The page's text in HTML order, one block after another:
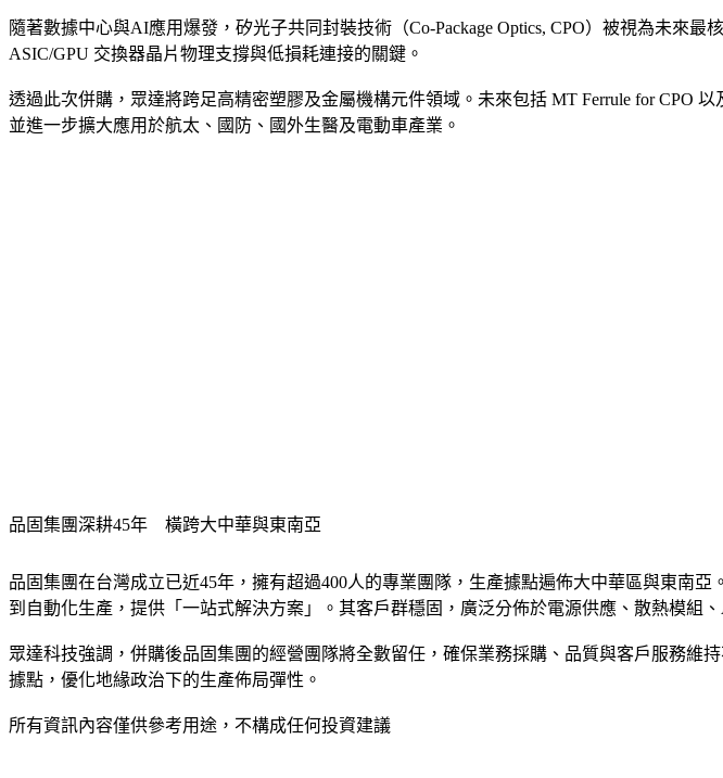
隨著數據中心與AI應用爆發，矽光子共同封裝技術（Co-Package Optics, CPO）被視為未來
ASIC/GPU 交換器晶片物理支撐與低損耗連接的關鍵。
透過此次併購，眾達將跨足高精密塑膠及金屬機構元件領域。未來包括 MT Ferrule for CPO
並進一步擴大應用於航太、國防、國外生醫及電動車產業。
品固集團深耕45年　橫跨大中華與東南亞
品固集團在台灣成立已近45年，擁有超過400人的專業團隊，生產據點遍佈大中華區與東南
到自動化生產，提供「一站式解決方案」。其客戶群穩固，廣泛分佈於電源供應、散熱模組
眾達科技強調，併購後品固集團的經營團隊將全數留任，確保業務採購、品質與客戶服務
據點，優化地緣政治下的生產佈局彈性。
所有資訊內容僅供參考用途，不構成任何投資建議